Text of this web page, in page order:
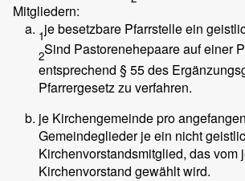
Mitgliedern:
1je besetzbare Pfarrstelle ein
2Sind Pastorenehepaare auf einer
entsprechend § 55 des
Pfarrergesetz zu verfahren.
je Kirchengemeinde pro
Gemeindeglieder je ein nicht
Kirchenvorstandsmitglied, das vom
Kirchenvorstand gewählt wird.